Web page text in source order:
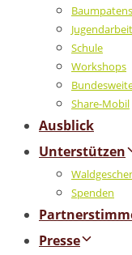
Jugendarbeit
Schule
Workshops
Share-Mobil
Ausblick
Unterstützen
Spenden
Presse